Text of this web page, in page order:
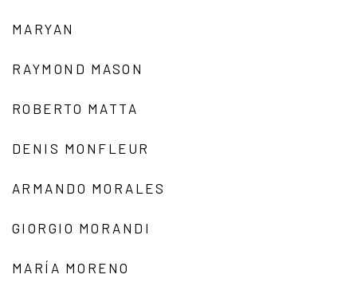
MARYAN
RAYMOND MASON
ROBERTO MATTA
DENIS MONFLEUR
ARMANDO MORALES
GIORGIO MORANDI
MARÍA MORENO